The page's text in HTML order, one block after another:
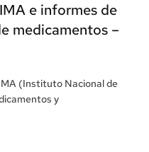
e informes de
medicamentos –
(Instituto Nacional de
y